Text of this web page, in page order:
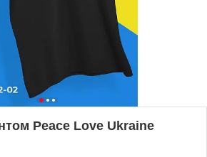
Peace Love Ukraine